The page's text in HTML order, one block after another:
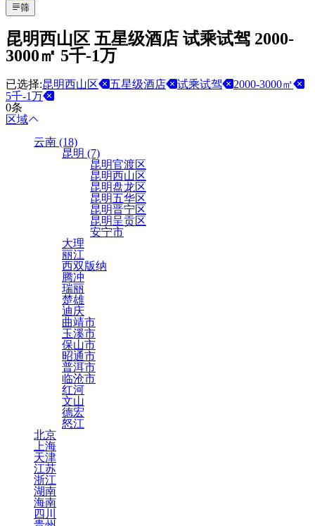
筛
昆明西山区 五星级酒店 试乘试驾 2000-
3000㎡ 5千-1万
已选择:昆明西山区 五星级酒店 试乘试驾
2000-3000㎡
5千-1万
0条
区域
云南 (18)
昆明 (7)
昆明官渡区
昆明西山区
昆明盘龙区
昆明五华区
昆明晋宁区
昆明呈贡区
安宁市
大理
丽江
西双版纳
腾冲
瑞丽
楚雄
迪庆
曲靖市
玉溪市
保山市
昭通市
普洱市
临沧市
红河
文山
德宏
怒江
北京
上海
天津
江苏
浙江
湖南
海南
四川